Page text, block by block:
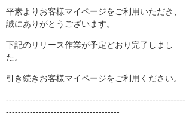
平素よりお客様マイページをご利用いただき、
誠にありがとうございます。
下記のリリース作業が予定どおり完了しまし
た。
引き続きお客様マイページをご利用ください。
------------------------------------------------------------
--------------------------------------